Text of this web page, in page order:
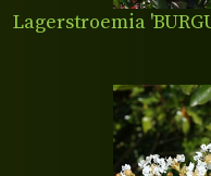
Lagerstroemia